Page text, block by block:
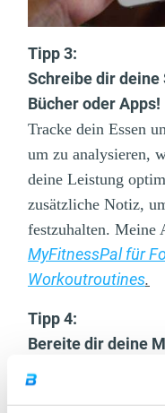
Tipp 3:
Schreibe dir deine
Bücher oder Apps!
Tracke dein Essen
um zu analysieren,
deine Leistung
zusätzliche Notiz,
festzuhalten. Meine
MyFitnessPal für
Workoutroutines.
Tipp 4:
Bereite dir deine
Nimm dir an zwei
Zeit, stelle dein